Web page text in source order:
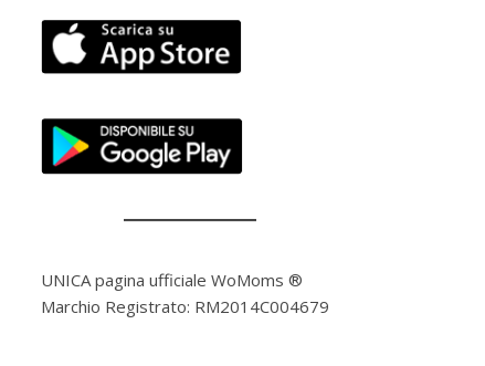
UNICA pagina ufficiale WoMoms ®
Marchio Registrato: RM2014C004679